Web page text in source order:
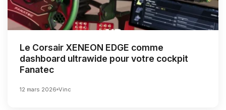
Le Corsair XENEON EDGE comme
dashboard ultrawide pour votre cockpit
Fanatec
12 mars 2026 Vinc